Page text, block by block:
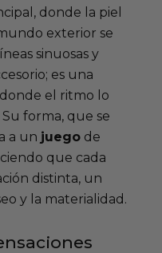
donde la piel
exterior se
sinuosas y
es una
el ritmo lo
forma, que se
a un juego de
que cada
distinta, un
y la materialidad.